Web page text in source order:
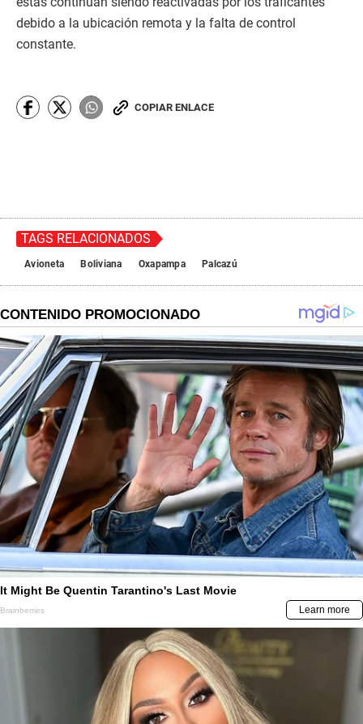
debido a la ubicación remota y la falta de control
constante.
COPIAR ENLACE
TAGS RELACIONADOS
Avioneta Boliviana Oxapampa Palcazú